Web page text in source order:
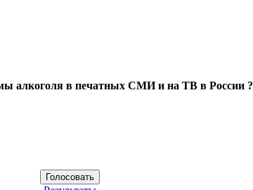
алкоголя в печатных СМИ и на ТВ в России ?